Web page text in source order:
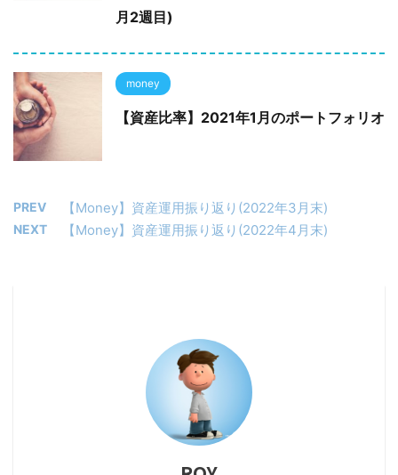
月2週目)
money
【資産比率】2021年1月のポートフォリオ
PREV 【Money】資産運用振り返り(2022年3月末)
NEXT 【Money】資産運用振り返り(2022年4月末)